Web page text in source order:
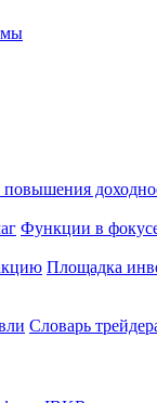
Функции в
Площадка
Словарь